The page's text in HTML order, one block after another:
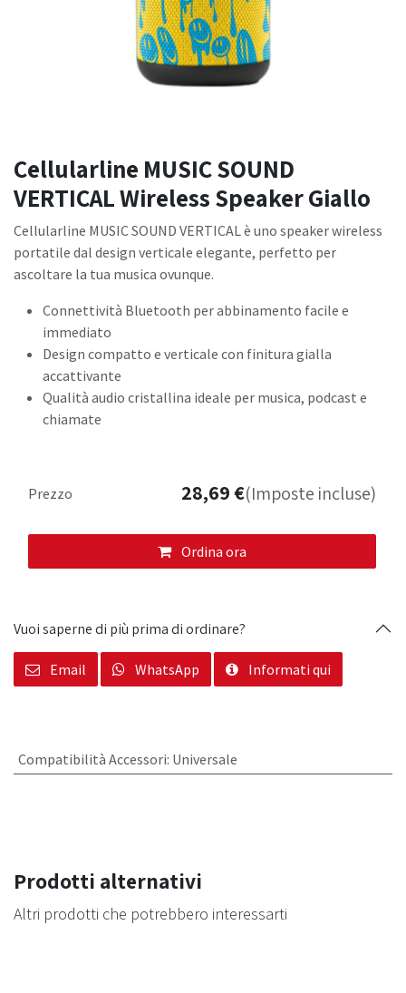
Cellularline MUSIC SOUND
VERTICAL Wireless Speaker Giallo
Cellularline MUSIC SOUND VERTICAL è uno speaker wireless
portatile dal design verticale elegante, perfetto per
ascoltare la tua musica ovunque.
Connettività Bluetooth per abbinamento facile e
immediato
Design compatto e verticale con finitura gialla
accattivante
Qualità audio cristallina ideale per musica, podcast e
chiamate
Ordina ora
Prezzo 28,69€(Imposte incluse)
Vuoi saperne di più prima di ordinare?
Email WhatsApp Informati qui
Compatibilità Accessori: Universale
Prodotti alternativi
Altri prodotti che potrebbero interessarti